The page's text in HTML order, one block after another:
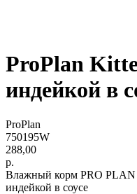
ProPlan
индейкой в
ProPlan
750195W
288,00
р.
Влажный корм PRO PLAN
индейкой в соусе